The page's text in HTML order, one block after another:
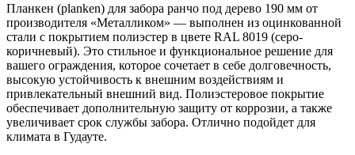
Планкен (planken) для забора ранчо под дерево 190 мм от
производителя «Металликом» — выполнен из оцинкованной
стали с покрытием полиэстер в цвете RAL 8019 (серо-
коричневый). Это стильное и функциональное решение для
вашего ограждения, которое сочетает в себе долговечность,
высокую устойчивость к внешним воздействиям и
привлекательный внешний вид. Полиэстеровое покрытие
обеспечивает дополнительную защиту от коррозии, а также
увеличивает срок службы забора. Отлично подойдет для
климата в Гудауте.